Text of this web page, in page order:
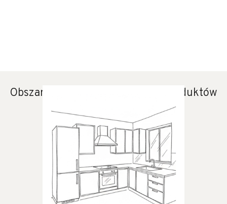
Obszary zastosowania naszych produktów
KUCHNIA
Produkty dedykowane do
kuchni